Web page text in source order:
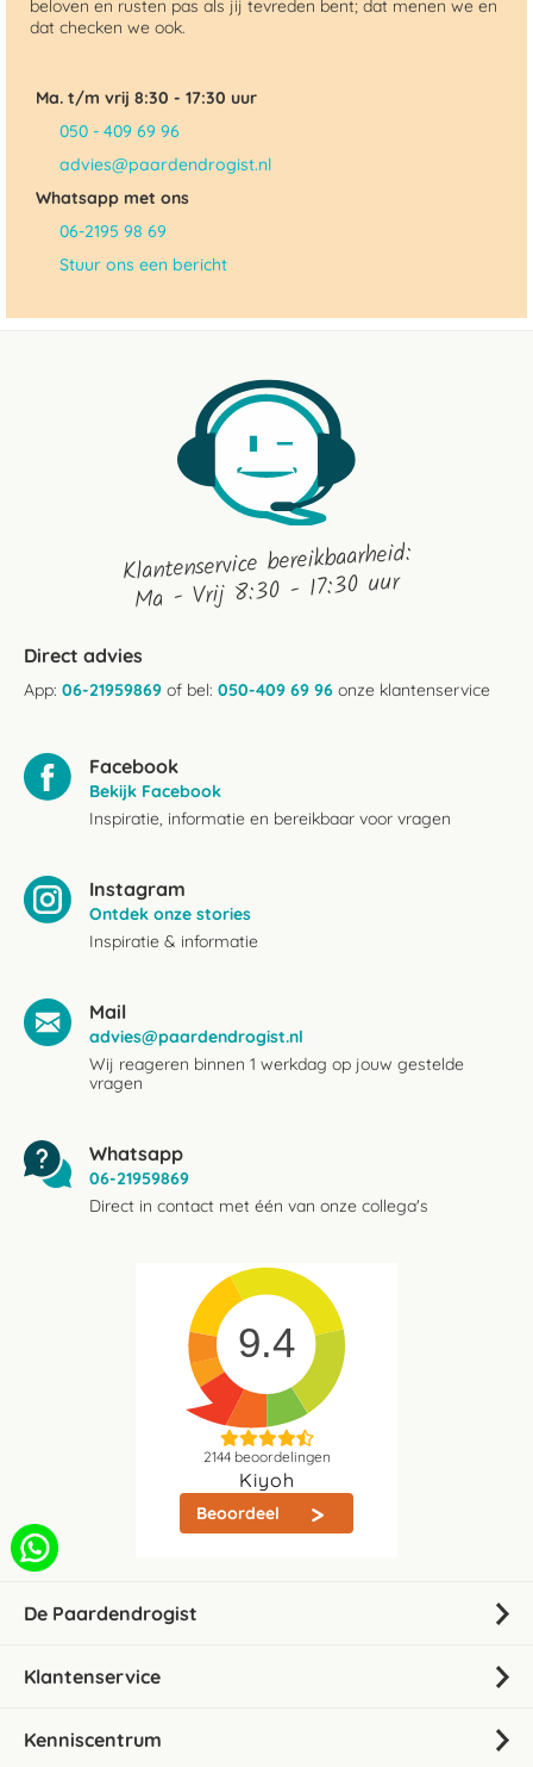
beloven en rusten pas als jij tevreden bent; dat menen we en
dat checken we ook.
Ma. t/m vrij 8:30 - 17:30 uur
050 - 409 69 96
advies@paardendrogist.nl
Whatsapp met ons
06-2195 98 69
Stuur ons een bericht
Klantenservice bereikbaarheid:
Ma - Vrij 8:30 - 17:30 uur
Direct advies
App: 06-21959869 of bel: 050-409 69 96 onze klantenservice
Facebook
Bekijk Facebook
Inspiratie, informatie en bereikbaar voor vragen
Instagram
Ontdek onze stories
Inspiratie & informatie
Mail
advies@paardendrogist.nl
Wij reageren binnen 1 werkdag op jouw gestelde
vragen
Whatsapp
06-21959869
Direct in contact met één van onze collega's
9.4
2144beoordelingen
Kiyoh
Beoordeel
De Paardendrogist
Klantenservice
Kenniscentrum